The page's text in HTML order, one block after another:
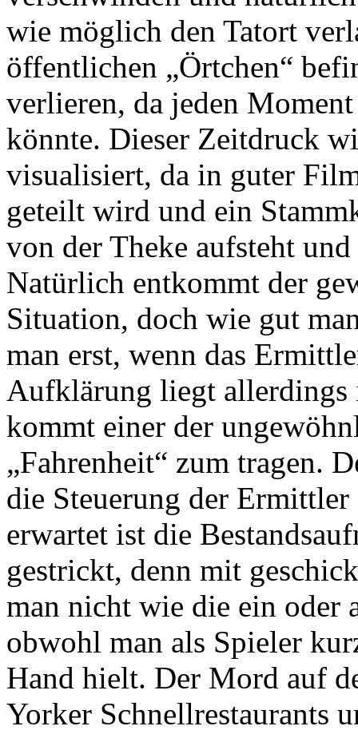
wie möglich den Tatort
öffentlichen „Örtchen“
verlieren, da jeden
könnte. Dieser Zeitdruck
visualisiert, da in guter
geteilt wird und ein
von der Theke aufsteht
Natürlich entkommt der
Situation, doch wie gut
man erst, wenn das
Aufklärung liegt allerdings
kommt einer der
„Fahrenheit“ zum tragen.
die Steuerung der
erwartet ist die
gestrickt, denn mit
man nicht wie die ein oder
obwohl man als Spieler
Hand hielt. Der Mord auf
Yorker Schnellrestaurants